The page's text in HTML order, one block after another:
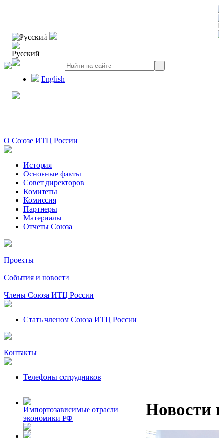
Русский
Русский
English
О Союзе ИТЦ России
История
Основные факты
Совет директоров
Комитеты
Комиссия
Партнеры
Материалы
Отчеты Союза
Проекты
События и новости
Члены Союза ИТЦ России
Стать членом Союза ИТЦ России
Контакты
Телефоны сотрудников
Импортозависимые отрасли
экономики РФ
Новости